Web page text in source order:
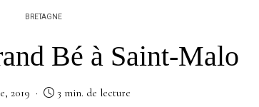
BRETAGNE
Bé à Saint-Malo
2019 3 min. de lecture